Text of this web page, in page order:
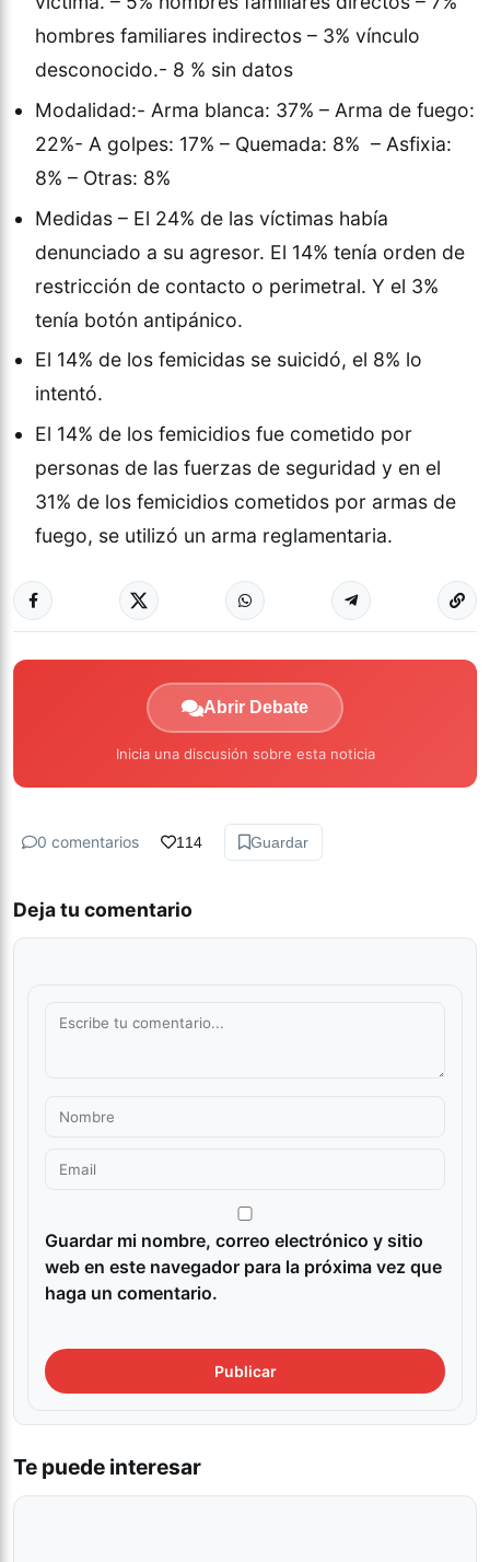
hombres familiares indirectos – 3% vínculo
desconocido.- 8 % sin datos
Modalidad:- Arma blanca: 37% – Arma de fuego:
22%- A golpes: 17% – Quemada: 8% – Asfixia:
8% – Otras: 8%
Medidas – El 24% de las víctimas había
denunciado a su agresor. El 14% tenía orden de
restricción de contacto o perimetral. Y el 3%
tenía botón antipánico.
El 14% de los femicidas se suicidó, el 8% lo
intentó.
El 14% de los femicidios fue cometido por
personas de las fuerzas de seguridad y en el
31% de los femicidios cometidos por armas de
fuego, se utilizó un arma reglamentaria.
Abrir Debate
Inicia una discusión sobre esta noticia
0 comentarios 114 Guardar
Deja tu comentario
Guardar mi nombre, correo electrónico y sitio
web en este navegador para la próxima vez que
haga un comentario.
Te puede interesar